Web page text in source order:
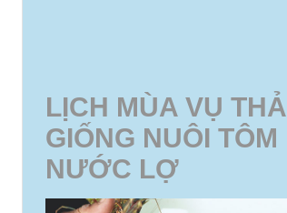
LỊCH MÙA VỤ THẢ
GIỐNG NUÔI TÔM
NƯỚC LỢ